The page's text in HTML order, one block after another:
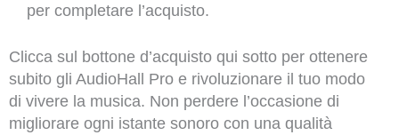
per completare l’acquisto.
Clicca sul bottone d’acquisto qui sotto per ottenere
subito gli AudioHall Pro e rivoluzionare il tuo modo
di vivere la musica. Non perdere l’occasione di
migliorare ogni istante sonoro con una qualità